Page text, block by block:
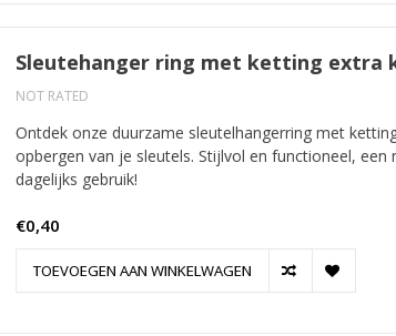
Sleutehanger ring met ketting extra
NOT RATED
Ontdek onze duurzame sleutelhangerring met
opbergen van je sleutels. Stijlvol en functioneel,
dagelijks gebruik!
€0,40
TOEVOEGEN AAN WINKELWAGEN